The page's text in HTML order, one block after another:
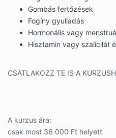
Gombás fertőzések
Fogíny gyulladás
Hormonális vagy
Hisztamin vagy szalicilát
CSATLAKOZZ TE IS A
A kurzus ára:
csak most 36 000 Ft helyett